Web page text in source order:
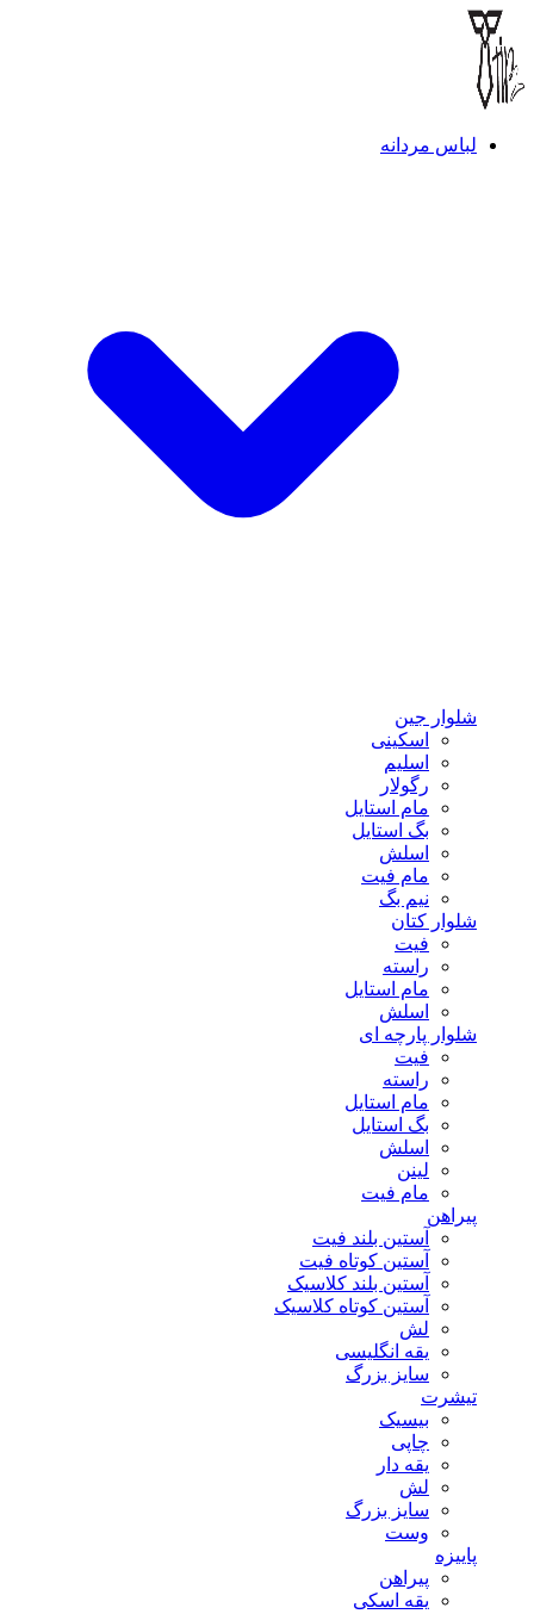
لباس مردانه
شلوار جین
اسکینی
اسلیم
رگولار
مام استایل
بگ استایل
اسلش
مام فیت
نیم بگ
شلوار کتان
فیت
راسته
مام استایل
اسلش
شلوار پارچه ای
فیت
راسته
مام استایل
بگ استایل
اسلش
لینن
مام فیت
پیراهن
آستین بلند فیت
آستین کوتاه فیت
آستین بلند کلاسیک
آستین کوتاه کلاسیک
لش
یقه انگلیسی
سایز بزرگ
تیشرت
بیسیک
چاپی
یقه دار
لش
سایز بزرگ
وست
پاییزه
پیراهن
یقه اسکی